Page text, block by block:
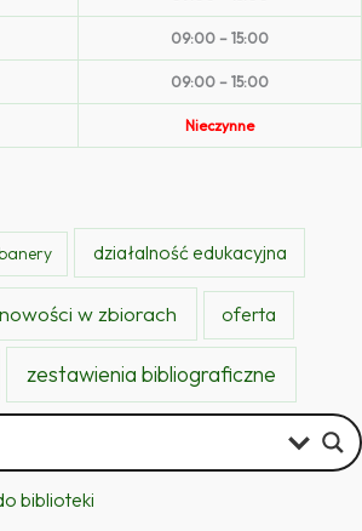
09:00 – 15:00
09:00 – 15:00
Nieczynne
działalność edukacyjna
nowości w zbiorach oferta
zestawienia bibliograficzne
biblioteki